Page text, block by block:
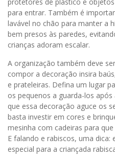
para entrar. Também é
lavável no chão para manter a
bem presos às paredes,
crianças adoram escalar.
A organização também deve
compor a decoração insira
e prateleiras. Defina um lugar
os pequenos a guarda-los
que essa decoração aguce os
basta investir em cores e
mesinha com cadeiras para
E falando e rabiscos, uma dica:
especial para a criançada